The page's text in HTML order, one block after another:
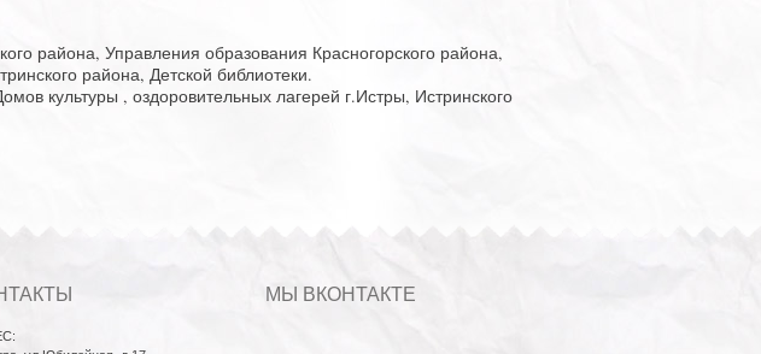
района, Управления образования Красногорского района,
района, Детской библиотеки.
культуры , оздоровительных лагерей г.Истры, Истринского
МЫ ВКОНТАКТЕ